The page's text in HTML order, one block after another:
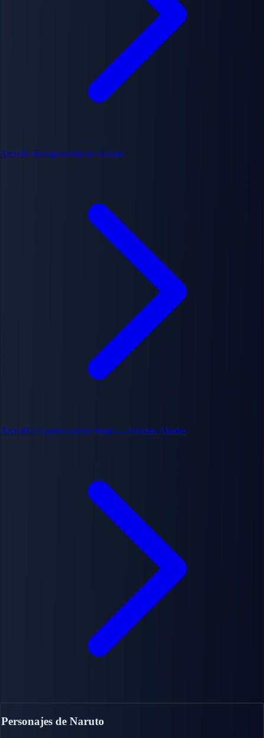
Arco #5 Recuperación de Sasuke
Arco #12 Cuarta Guerra Ninja — Fuerzas Aliadas
Personajes de Naruto